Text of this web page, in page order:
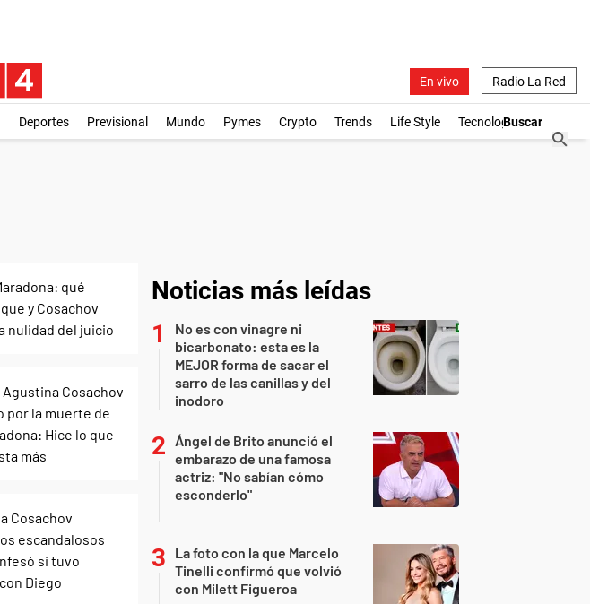
En vivo Radio La Red
Deportes Previsional Mundo Pymes Crypto Trends Life Style Tecnología
Noticias más leídas
No es con vinagre ni
bicarbonato: esta es la
MEJOR forma de sacar el
sarro de las canillas y del
inodoro
Ángel de Brito anunció el
embarazo de una famosa
actriz: "No sabían cómo
esconderlo"
La foto con la que Marcelo
Tinelli confirmó que volvió
con Milett Figueroa